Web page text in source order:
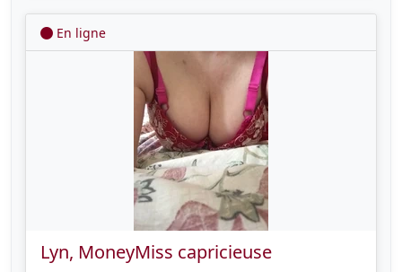
En ligne
Lyn, MoneyMiss capricieuse